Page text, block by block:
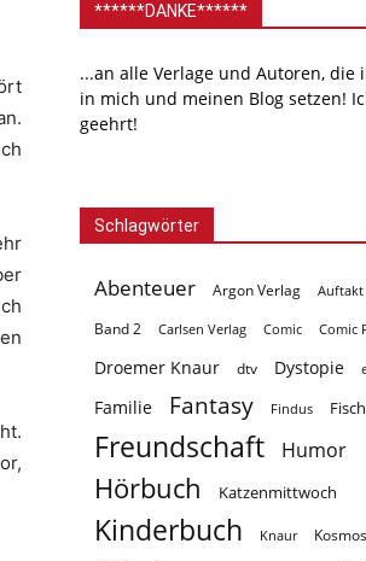
******DANKE******
...an alle Verlage und Autoren, die
in mich und meinen Blog setzen!
geehrt!
Schlagwörter
Abenteuer Argon Verlag Auftakt
Band 2 Carlsen Verlag Comic Comic
Droemer Knaur dtv Dystopie
Familie Fantasy Findus
Freundschaft Humor
Hörbuch Katzenmittwoch
Kinderbuch Knaur